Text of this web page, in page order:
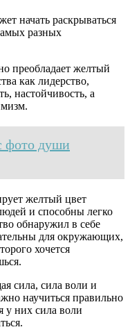
начать раскрываться
разных
преобладает желтый
как лидерство,
настойчивость, а
фото души
желтый цвет
и способны легко
обнаружил в себе
для окружающих,
хочется
сила, сила воли и
научиться правильно
у них сила воли